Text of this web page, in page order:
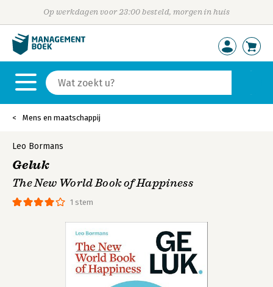
Op werkdagen voor 23:00 besteld, morgen in huis
Mens en maatschappij
1 stem
Leo Bormans
Geluk
The New World Book of Happiness